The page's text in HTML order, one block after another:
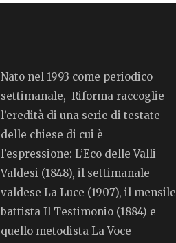
Nato nel 1993 come periodico
settimanale, Riforma raccoglie
l’eredità di una serie di testate
delle chiese di cui è
l’espressione: L’Eco delle Valli
Valdesi (1848), il settimanale
valdese La Luce (1907), il mensile
battista Il Testimonio (1884) e
quello metodista La Voce